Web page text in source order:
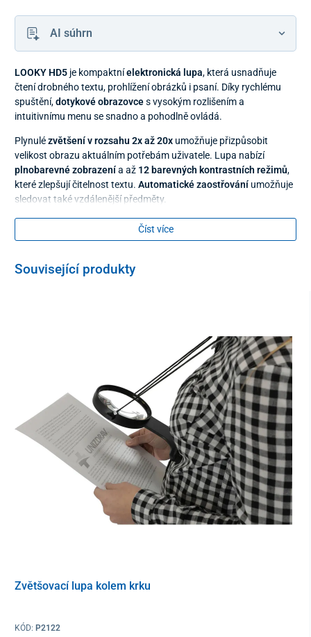
AI súhrn
LOOKY HD5 je kompaktníelektronická lupa, která usnadňuje
čtení drobného textu, prohlížení obrázků i psaní. Díky rychlému
spuštění,dotykové obrazovces vysokým rozlišením a
intuitivnímu menu se snadno a pohodlně ovládá.
Plynulézvětšení v rozsahu 2x až 20x umožňuje přizpůsobit
velikost obrazu aktuálním potřebám uživatele. Lupa nabízí
plnobarevné zobrazenía až 12 barevných kontrastních režimů,
které zlepšují čitelnost textu. Automatické zaostřování umožňuje
sledovat také vzdálenější předměty.
Praktická funkce zmrazení obrazus možností
umožňuje zachycený obraz posouvat a dodatečně zvětšovat.
obsah na ještě větší obrazovce.
zvětšení obrazu 2x až 20x
vhodná ke čtení, prohlížení obrázků a psaní
dotyková obrazovkas vysokým rozlišením
rychlé spuštění asnadné ovládání
plnobarevný režim a až12 barevných kontrastních
režimů
zmrazení obrazus funkcí Pan & Zoom
automatické zaostřování
i na vzdálené předměty
možnost připojení k televizoru
výdrž bateriepřibližně3 hodiny
přenosná elektronická čtecí lupa LOOKY HD5
Číst více
Související produkty
Zvětšovací lupa kolem krku
KÓD: P2122